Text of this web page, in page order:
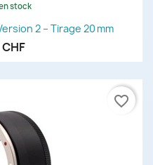
stock
2 – Tirage 20 Mm
favorite_border